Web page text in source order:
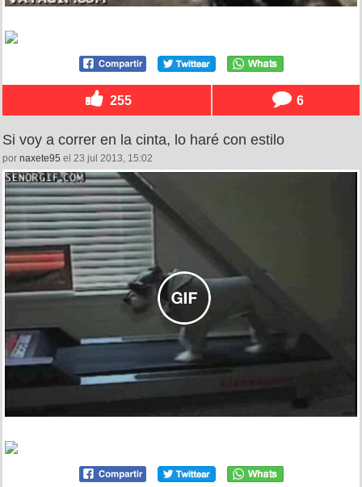
255 6
Si voy a correr en la cinta, lo haré con estilo
por naxete95 el 23 jul 2013, 15:02